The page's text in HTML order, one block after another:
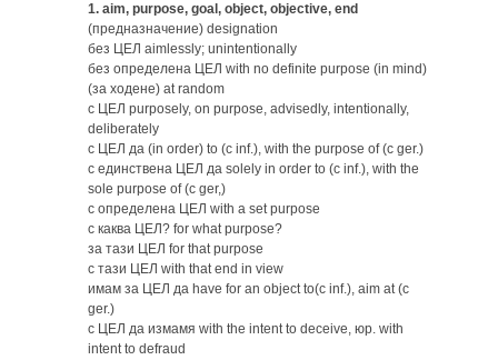
1. aim, purpose, goal, object, objective, end
(предназначение) designation
без ЦЕЛ aimlessly; unintentionally
без определена ЦЕЛ with no definite purpose (in mind)
(за ходене) at random
с ЦЕЛ purposely, on purpose, advisedly, intentionally,
deliberately
с ЦЕЛ да (in order) to (c inf.), with the purpose of (c ger.)
с единствена ЦЕЛ да solely in order to (c inf.), with the
sole purpose of (c ger,)
с определена ЦЕЛ with a set purpose
с каква ЦЕЛ? for what purpose?
за тази ЦЕЛ for that purpose
с тази ЦЕЛ with that end in view
имам за ЦЕЛ да have for an object to(c inf.), aim at (c
ger.)
с ЦЕЛ да измамя with the intent to deceive, юр. with
intent to defraud